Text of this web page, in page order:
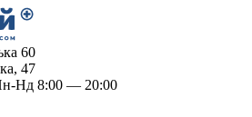
60
47
Нд 8:00 — 20:00